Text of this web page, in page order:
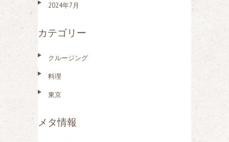
2024年7月
カテゴリー
クルージング
料理
東京
メタ情報